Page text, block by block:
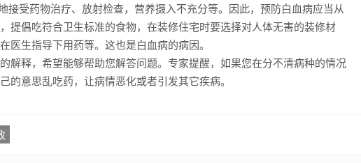
受药物治疗、放射检查，营养摄入不充分等。因此，预防白血病应当从
提倡吃符合卫生标准的食物，在装修住宅时要选择对人体无害的装修材
生指导下用药等。这也是白血病的病因。
释，希望能够帮助您解答问题。专家提醒，如果您在分不清病种的情况
意思乱吃药，让病情恶化或者引发其它疾病。